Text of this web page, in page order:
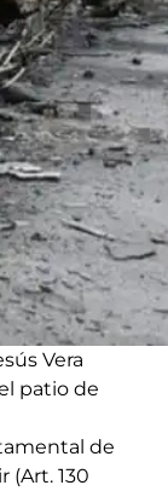
Vera
patio de
de
(Art. 130